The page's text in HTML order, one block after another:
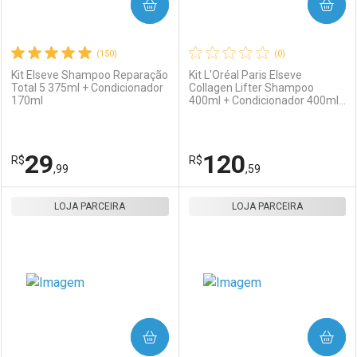
(150)
Kit Elseve Shampoo Reparação
Total 5 375ml + Condicionador
170ml
R$29,99
COMPRAR
(0)
Kit L'Oréal Paris Elseve
Collagen Lifter Shampoo
400ml + Condicionador 400ml
R$120,59
COMPRAR
LOJA PARCEIRA
COMPRAR
LOJA PARCEIRA
COMPRAR